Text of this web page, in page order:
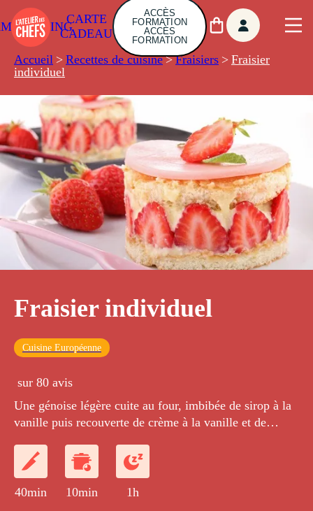
CARTE
CADEAU
ACCÈS
FORMATION
ACCÈS
FORMATION
Accueil > Recettes de cuisine > Fraisiers > Fraisier
individuel
Fraisier individuel
Cuisine Européenne
sur 80 avis
Une génoise légère cuite au four, imbibée de sirop à la
vanille puis recouverte de crème à la vanille et de
40min 10min 1h